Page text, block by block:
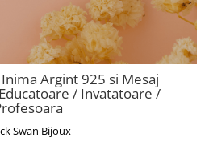
/
Argint 925 si Mesaj
/ Invatatoare /
Swan Bijoux